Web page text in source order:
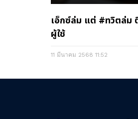
เอ็กซ์ล่ม แต่ #ทวิตล่ม
ผู้ใช้
11 มีนาคม 2568 11:52